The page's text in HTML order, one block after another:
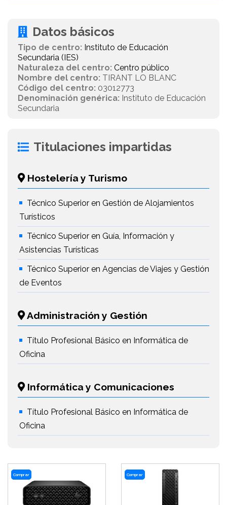
Datos básicos
Tipo de centro: Instituto de Educación
Secundaria (IES)
Naturaleza del centro: Centro público
Nombre del centro: TIRANT LO BLANC
Código del centro: 03012773
Denominación genérica: Instituto de Educación
Secundaria
Titulaciones impartidas
Hostelería y Turismo
Técnico Superior en Gestión de Alojamientos
Turísticos
Técnico Superior en Guía, Información y
Asistencias Turísticas
Técnico Superior en Agencias de Viajes y Gestión
de Eventos
Administración y Gestión
Título Profesional Básico en Informática de
Oficina
Informática y Comunicaciones
Título Profesional Básico en Informática de
Oficina
Comprar Comprar